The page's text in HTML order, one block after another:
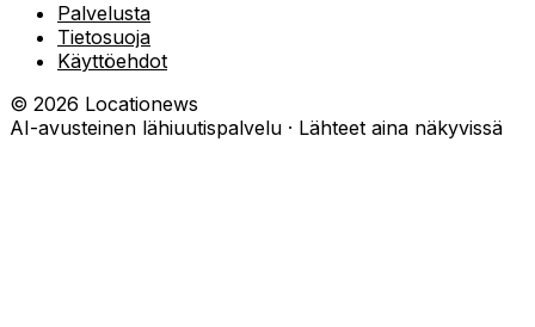
Palvelusta
Tietosuoja
Käyttöehdot
© 2026 Locationews
AI-avusteinen lähiuutispalvelu · Lähteet aina näkyvissä